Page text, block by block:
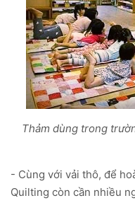
Thảm dùng trong
- Cùng với vải thô, để
Quilting còn cần nhiều